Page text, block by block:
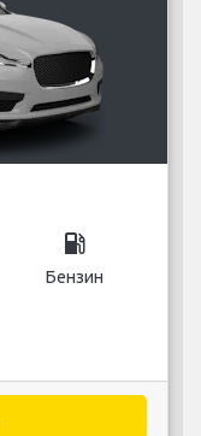
local_gas_station
Бензин